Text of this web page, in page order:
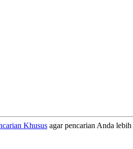
Khusus agar pencarian Anda